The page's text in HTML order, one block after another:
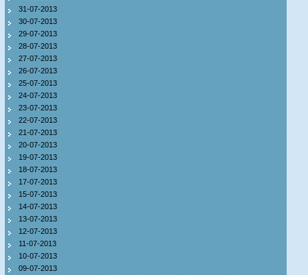
31-07-2013
30-07-2013
29-07-2013
28-07-2013
27-07-2013
26-07-2013
25-07-2013
24-07-2013
23-07-2013
22-07-2013
21-07-2013
20-07-2013
19-07-2013
18-07-2013
17-07-2013
15-07-2013
14-07-2013
13-07-2013
12-07-2013
11-07-2013
10-07-2013
09-07-2013